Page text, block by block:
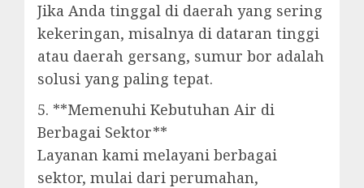
Jika Anda tinggal di daerah yang sering
kekeringan, misalnya di dataran tinggi
atau daerah gersang, sumur bor adalah
solusi yang paling tepat.
5. **Memenuhi Kebutuhan Air di
Berbagai Sektor**
Layanan kami melayani berbagai
sektor, mulai dari perumahan,